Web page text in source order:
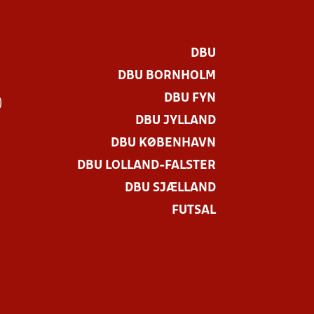
DBU
DBU BORNHOLM
DBU FYN
DBU JYLLAND
DBU KØBENHAVN
DBU LOLLAND-FALSTER
DBU SJÆLLAND
FUTSAL